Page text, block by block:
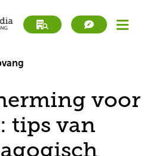
book
tour
Werken bij
inschrijven
voor
tips van